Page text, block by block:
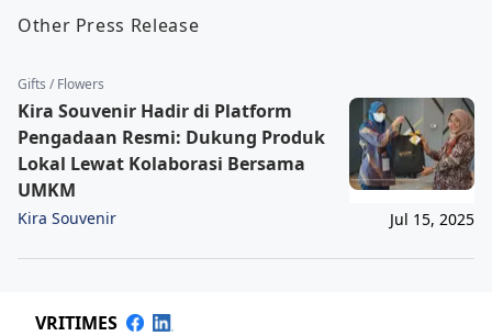
Other Press Release
Gifts / Flowers
Kira Souvenir Hadir di Platform
Pengadaan Resmi: Dukung Produk
Lokal Lewat Kolaborasi Bersama
UMKM
Kira Souvenir Jul 15, 2025
VRITIMES